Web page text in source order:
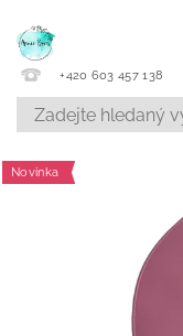
+420 603 457 138
Novinka